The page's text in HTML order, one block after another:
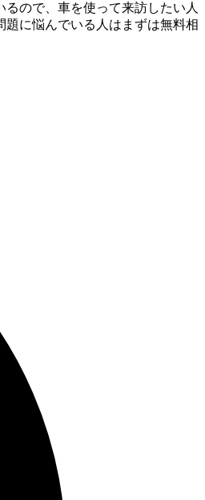
ので、車を使って来訪したい人
に悩んでいる人はまずは無料相